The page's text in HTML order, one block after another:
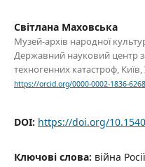
Світлана Маховська
Музей-архів народної
Державний науковий центр
техногенних катастроф, Київ,
https://orcid.org/0000-0002-1836-6268
DOI: https://doi.org/
Ключові слова: війна